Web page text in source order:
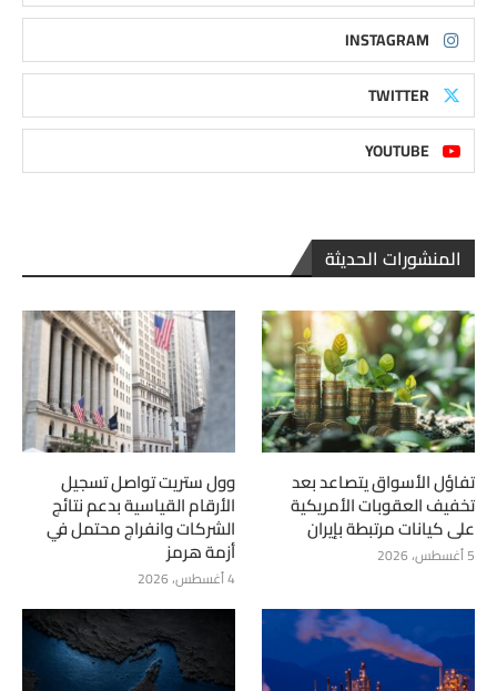
INSTAGRAM
TWITTER
YOUTUBE
المنشورات الحديثة
تفاؤل الأسواق يتصاعد بعد
تخفيف العقوبات الأمريكية
على كيانات مرتبطة بإيران
5 أغسطس، 2026
وول ستريت تواصل تسجيل
الأرقام القياسية بدعم نتائج
الشركات وانفراج محتمل في
أزمة هرمز
4 أغسطس، 2026